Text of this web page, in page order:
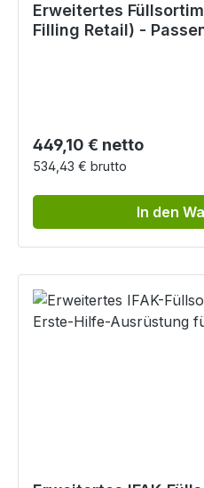
Erweitertes
Filling Retail) -
Regulärer Preis:
449,10 € netto
534,43 € brutto
In den